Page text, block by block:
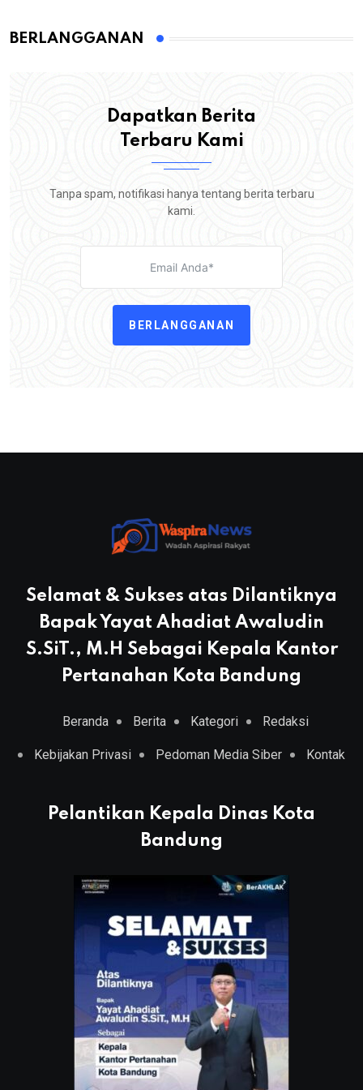
BERLANGGANAN
Dapatkan Berita
Terbaru Kami
Tanpa spam, notifikasi hanya tentang berita terbaru
kami.
BERLANGGANAN
Selamat & Sukses atas Dilantiknya
Bapak Yayat Ahadiat Awaludin
S.SiT., M.H Sebagai Kepala Kantor
Pertanahan Kota Bandung
Beranda Berita Kategori Redaksi
Kebijakan Privasi Pedoman Media Siber Kontak
Pelantikan Kepala Dinas Kota
Bandung